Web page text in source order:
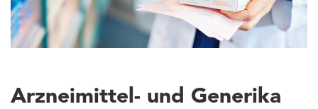
Arzneimittel- und Generika